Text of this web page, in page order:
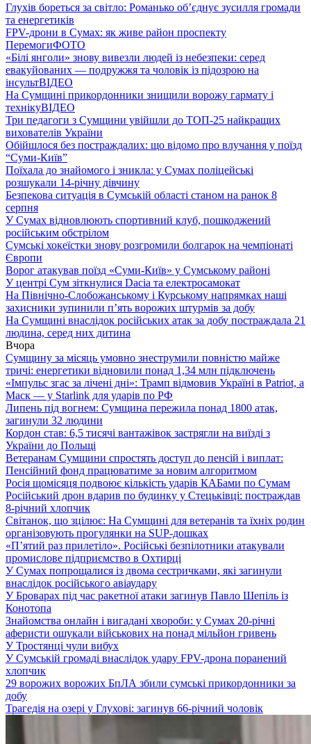
Глухів бореться за світло: Романько об’єднує зусилля громади
та енергетиків
FPV-дрони в Сумах: як живе район проспекту
ПеремогиФОТО
«Білі янголи» знову вивезли людей із небезпеки: серед
евакуйованих — подружжя та чоловік із підозрою на
інсультВІДЕО
На Сумщині прикордонники знищили ворожу гармату і
технікуВІДЕО
Три педагоги з Сумщини увійшли до ТОП-25 найкращих
вихователів України
Обійшлося без постраждалих: що відомо про влучання у поїзд
“Суми-Київ”
Поїхала до знайомого і зникла: у Сумах поліцейські
розшукали 14-річну дівчину
Безпекова ситуація в Сумській області станом на ранок 8
серпня
У Сумах відновлюють спортивний клуб, пошкоджений
російським обстрілом
Сумські хокеїстки знову розгромили болгарок на чемпіонаті
Європи
Ворог атакував поїзд «Суми-Київ» у Сумському районі
У центрі Сум зіткнулися Dacia та електросамокат
На Північно-Слобожанському і Курському напрямках наші
захисники зупинили п’ять ворожих штурмів за добу
На Сумщині внаслідок російських атак за добу постраждала 21
людина, серед них дитина
Вчора
Сумщину за місяць умовно знеструмили повністю майже
тричі: енергетики відновили понад 1,34 млн підключень
«Імпульс згас за лічені дні»: Трамп відмовив Україні в Patriot, а
Маск — у Starlink для ударів по РФ
Липень під вогнем: Сумщина пережила понад 1800 атак,
загинули 32 людини
Кордон став: 6,5 тисячі вантажівок застрягли на виїзді з
України до Польщі
Ветеранам Сумщини спростять доступ до пенсій і виплат:
Пенсійний фонд працюватиме за новим алгоритмом
Росія щомісяця подвоює кількість ударів КАБами по Сумам
Російський дрон вдарив по будинку у Стецьківці: постраждав
8-річний хлопчик
Світанок, що зцілює: На Сумщині для ветеранів та їхніх родин
організовують прогулянки на SUP-дошках
«П’ятий раз прилетіло». Російські безпілотники атакували
промислове підприємство в Охтирці
У Сумах попрощалися із двома сестричками, які загинули
внаслідок російського авіаудару
У Броварах під час ракетної атаки загинув Павло Шепіль із
Конотопа
Знайомства онлайн і вигадані хвороби: у Сумах 20-річні
аферисти ошукали військових на понад мільйон гривень
У Тростянці чули вибух
У Сумській громаді внаслідок удару FPV-дрона поранений
хлопчик
29 ворожих ворожих БпЛА збили сумські прикордонники за
добу
Трагедія на озері у Глухові: загинув 66-річний чоловік